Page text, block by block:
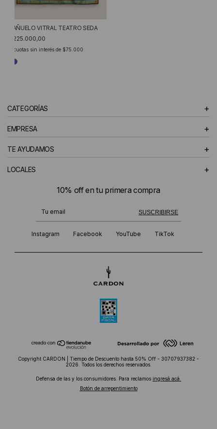
PAÑUELO VITRAL TEATRO SEDA
$225.000,00
cuotas sin interés de $75.000
CATEGORÍAS +
EMPRESA +
TE AYUDAMOS +
LOCALES +
10% off en tu primera compra
SUSCRIBIRSE
¡Te suscribiste exitosamente!
Instagram Facebook YouTube TikTok
Copyright CARDON | Tiempo de Descuento hasta 50% Off - 30707937382 -
2026. Todos los derechos reservados.
Defensa de las y los consumidores. Para reclamos ingresá acá.
Botón de arrepentimiento